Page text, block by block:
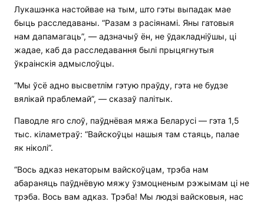
Лукашэнка настойвае на тым, што гэты выпадак мае
быць расследаваны. “Разам з расіянамі. Яны гатовыя
нам дапамагаць”, — адзначыў ён, не ўдакладніўшы, ці
жадае, каб да расследавання былі прыцягнутыя
ўкраінскія адмыслоўцы.
“Мы ўсё адно высветлім гэтую праўду, гэта не будзе
вялікай праблемай”, — сказаў палітык.
Паводле яго слоў, паўднёвая мяжа Беларусі — гэта 1,5
тыс. кіламетраў: “Вайскоўцы нашыя там стаяць, палае
як ніколі”.
“Вось адказ некаторым вайскоўцам, трэба нам
абараняць паўднёвую мяжу ўзмоцненым рэжымам ці не
трэба. Вось вам адказ. Трэба! Мы людзі вайсковыя, нас